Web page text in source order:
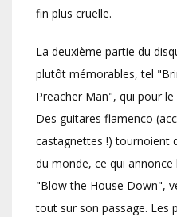
fin plus cruelle.
La deuxième partie du
plutôt mémorables, tel
Preacher Man", qui pour
Des guitares flamenco
castagnettes !) tournoient
du monde, ce qui annonce
"Blow the House Down",
tout sur son passage. Les